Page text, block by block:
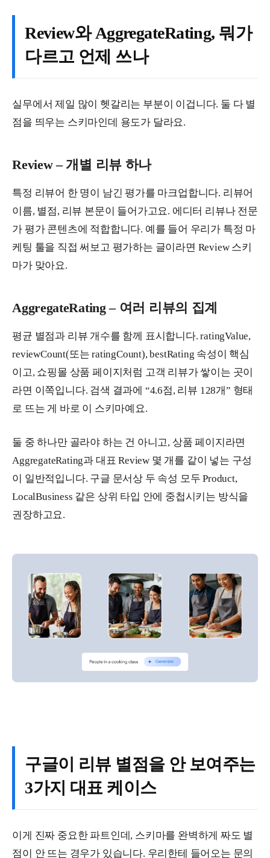
Review와 AggregateRating, 뭐가
다르고 언제 쓰나
실무에서 제일 많이 헷갈리는 부분이 이겁니다. 둘 다 별
점을 띄우는 스키마인데 용도가 달라요.
Review – 개별 리뷰 하나
특정 리뷰어 한 명이 남긴 평가를 마크업합니다. 리뷰어
이름, 별점, 리뷰 본문이 들어가고요. 에디터 리뷰나 전문
가 평가 콘텐츠에 적합합니다. 예를 들어 우리가 특정 마
케팅 툴을 직접 써보고 평가하는 글이라면 Review 스키
마가 맞아요.
AggregateRating – 여러 리뷰의 집계
평균 별점과 리뷰 개수를 함께 표시합니다. ratingValue,
reviewCount(또는 ratingCount), bestRating 속성이 핵심
이고, 쇼핑몰 상품 페이지처럼 고객 리뷰가 쌓이는 곳이
라면 이쪽입니다. 검색 결과에 “4.6점, 리뷰 128개” 형태
로 뜨는 게 바로 이 스키마예요.
둘 중 하나만 골라야 하는 건 아니고, 상품 페이지라면
AggregateRating과 대표 Review 몇 개를 같이 넣는 구성
이 일반적입니다. 구글 문서상 두 속성 모두 Product,
LocalBusiness 같은 상위 타입 안에 중첩시키는 방식을
권장하고요.
구글이 리뷰 별점을 안 보여주는
3가지 대표 케이스
이게 진짜 중요한 파트인데, 스키마를 완벽하게 짜도 별
점이 안 뜨는 경우가 있습니다. 우리한테 들어오는 문의